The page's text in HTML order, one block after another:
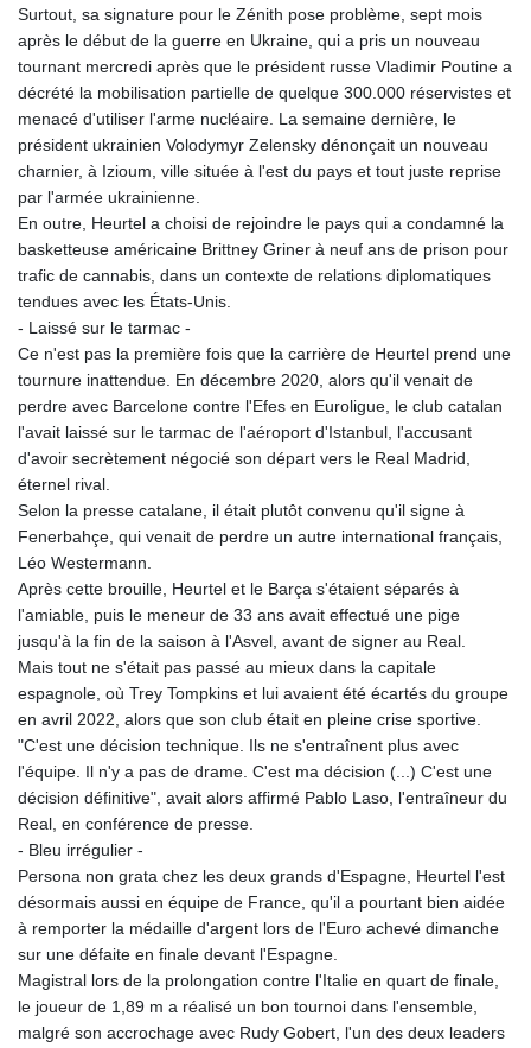
Surtout, sa signature pour le Zénith pose problème, sept mois
après le début de la guerre en Ukraine, qui a pris un nouveau
tournant mercredi après que le président russe Vladimir Poutine a
décrété la mobilisation partielle de quelque 300.000 réservistes et
menacé d'utiliser l'arme nucléaire. La semaine dernière, le
président ukrainien Volodymyr Zelensky dénonçait un nouveau
charnier, à Izioum, ville située à l'est du pays et tout juste reprise
par l'armée ukrainienne.
En outre, Heurtel a choisi de rejoindre le pays qui a condamné la
basketteuse américaine Brittney Griner à neuf ans de prison pour
trafic de cannabis, dans un contexte de relations diplomatiques
tendues avec les États-Unis.
- Laissé sur le tarmac -
Ce n'est pas la première fois que la carrière de Heurtel prend une
tournure inattendue. En décembre 2020, alors qu'il venait de
perdre avec Barcelone contre l'Efes en Euroligue, le club catalan
l'avait laissé sur le tarmac de l'aéroport d'Istanbul, l'accusant
d'avoir secrètement négocié son départ vers le Real Madrid,
éternel rival.
Selon la presse catalane, il était plutôt convenu qu'il signe à
Fenerbahçe, qui venait de perdre un autre international français,
Léo Westermann.
Après cette brouille, Heurtel et le Barça s'étaient séparés à
l'amiable, puis le meneur de 33 ans avait effectué une pige
jusqu'à la fin de la saison à l'Asvel, avant de signer au Real.
Mais tout ne s'était pas passé au mieux dans la capitale
espagnole, où Trey Tompkins et lui avaient été écartés du groupe
en avril 2022, alors que son club était en pleine crise sportive.
"C'est une décision technique. Ils ne s'entraînent plus avec
l'équipe. Il n'y a pas de drame. C'est ma décision (...) C'est une
décision définitive", avait alors affirmé Pablo Laso, l'entraîneur du
Real, en conférence de presse.
- Bleu irrégulier -
Persona non grata chez les deux grands d'Espagne, Heurtel l'est
désormais aussi en équipe de France, qu'il a pourtant bien aidée
à remporter la médaille d'argent lors de l'Euro achevé dimanche
sur une défaite en finale devant l'Espagne.
Magistral lors de la prolongation contre l'Italie en quart de finale,
le joueur de 1,89 m a réalisé un bon tournoi dans l'ensemble,
malgré son accrochage avec Rudy Gobert, l'un des deux leaders